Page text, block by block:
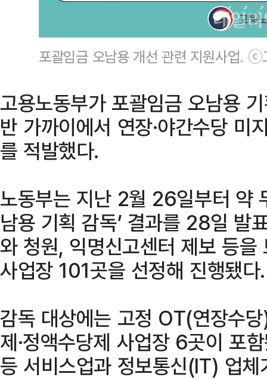
포괄임금 오남용 개선 관련 지원사업. ⓒ
고용노동부가 포괄임금 오남용
반 가까이에서 연장·야간수당 미
를 적발했다.
노동부는 지난 2월 26일부터 약
남용 기획 감독’ 결과를 28일 발
와 청원, 익명신고센터 제보 등
사업장 101곳을 선정해 진행됐다.
감독 대상에는 고정 OT(연장수
제·정액수당제 사업장 6곳이 포
등 서비스업과 정보통신(IT) 업체